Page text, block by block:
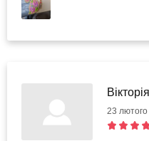
Вікторія
23